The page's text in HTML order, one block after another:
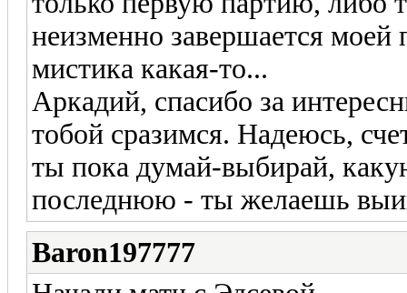
неизменно завершается
мистика какая-то...
Аркадий, спасибо за
тобой сразимся. Надеюсь,
ты пока думай-выбирай,
последнюю - ты желаешь
Baron197777